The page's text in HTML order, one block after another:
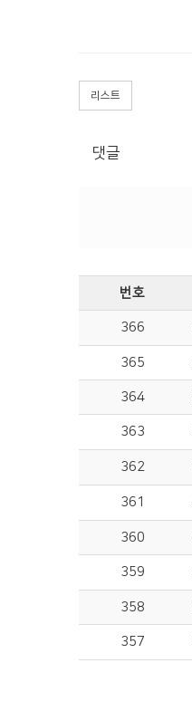
리스트
댓글
번호
366
365
364
363
362
361
360
359
358
357